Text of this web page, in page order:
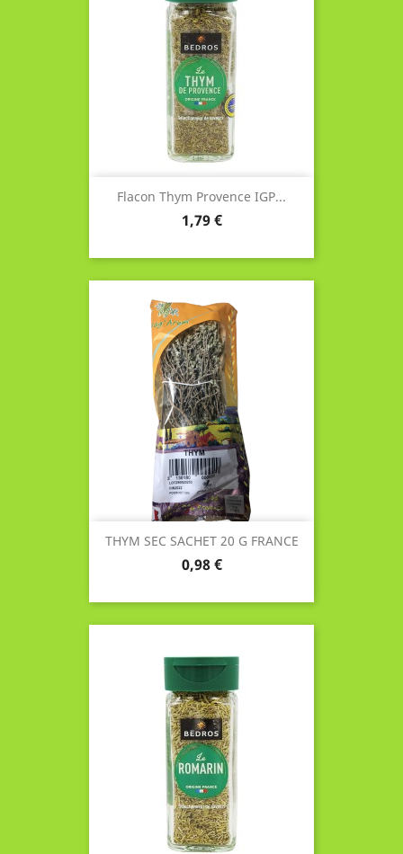
Flacon Thym Provence IGP...
Prix
1,79 €
THYM SEC SACHET 20 G FRANCE
Prix
0,98 €